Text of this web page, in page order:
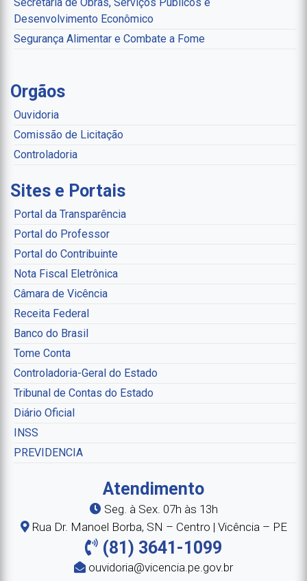
Desenvolvimento Econômico
Segurança Alimentar e Combate a Fome
Orgãos
Ouvidoria
Comissão de Licitação
Controladoria
Sites e Portais
Portal da Transparência
Portal do Professor
Portal do Contribuinte
Nota Fiscal Eletrônica
Câmara de Vicência
Receita Federal
Banco do Brasil
Tome Conta
Controladoria-Geral do Estado
Tribunal de Contas do Estado
Diário Oficial
INSS
PREVIDENCIA
Atendimento
Seg. à Sex. 07h às 13h
Rua Dr. Manoel Borba, SN – Centro | Vicência – PE
(81) 3641-1099
ouvidoria@vicencia.pe.gov.br